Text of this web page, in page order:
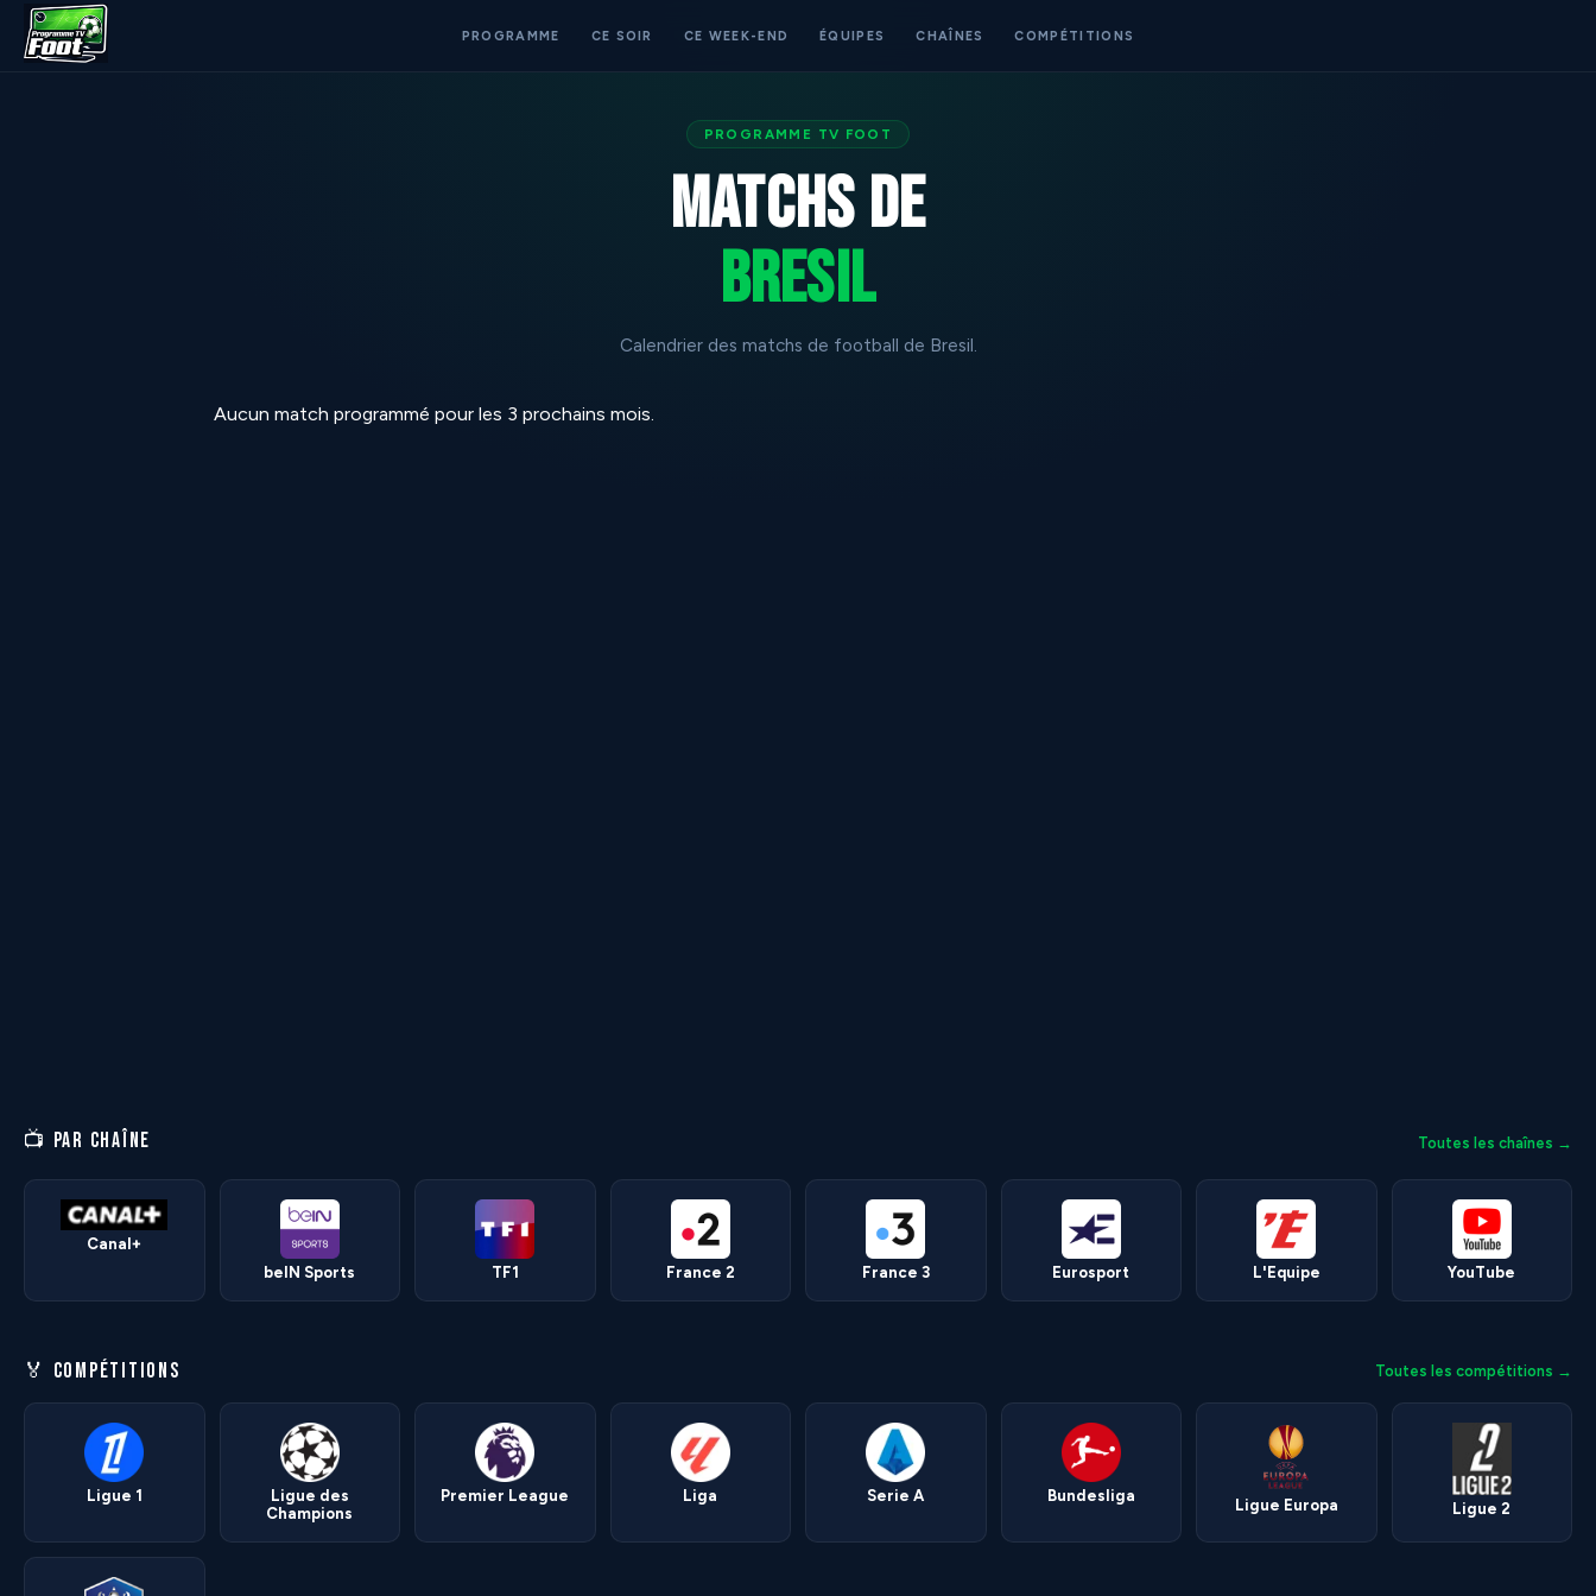
PROGRAMME CE SOIR CE WEEK-END ÉQUIPES CHAÎNES COMPÉTITIONS
PROGRAMME TV FOOT
Matchs de
Bresil
Calendrier des matchs de football de Bresil.
Aucun match programmé pour les 3 prochains mois.
📺 PAR CHAÎNE Toutes les chaînes →
Canal+
beIN Sports
TF1 France 2 France 3 Eurosport L'Equipe YouTube
🏅 COMPÉTITIONS Toutes les compétitions →
Ligue 1
Ligue des
Champions
Premier League Liga Serie A Bundesliga Ligue Europa Ligue 2